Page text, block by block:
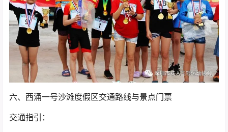
六、西涌一号沙滩度假区交通路线与景点门票
交通指引：